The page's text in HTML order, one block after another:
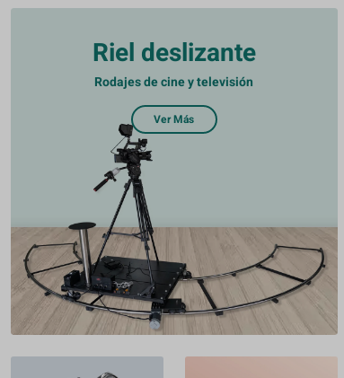
Riel deslizante
Rodajes de cine y televisión
Ver Más